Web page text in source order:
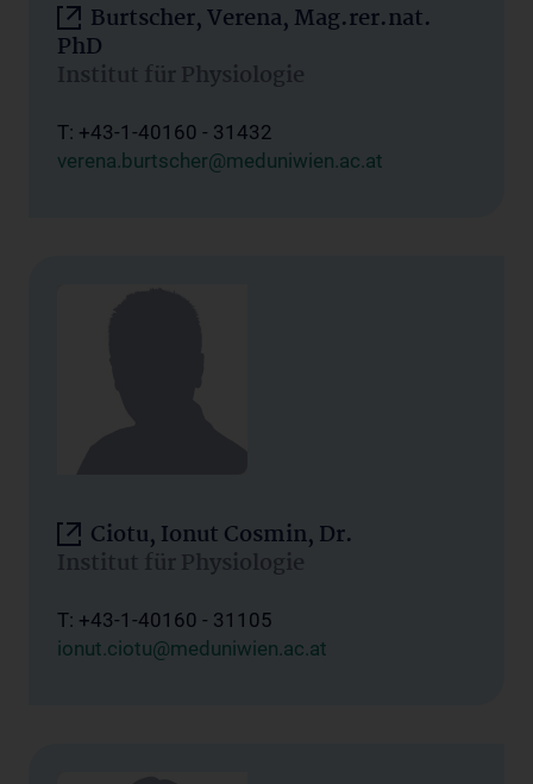
Burtscher, Verena, Mag.rer.nat.
PhD
Institut für Physiologie
T: +43-1-40160 - 31432
verena.burtscher@meduniwien.ac.at
Ciotu, Ionut Cosmin, Dr.
Institut für Physiologie
T: +43-1-40160 - 31105
ionut.ciotu@meduniwien.ac.at